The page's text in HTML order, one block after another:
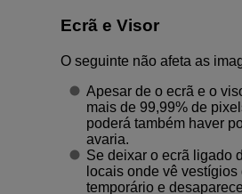
Ecrã e Visor
O seguinte não afeta as
Apesar de o ecrã e o
mais de 99,99% de
poderá também haver
avaria.
Se deixar o ecrã ligado
locais onde vê
temporário e